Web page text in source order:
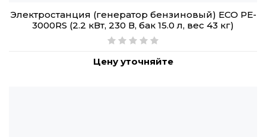
Электростанция (генератор бензиновый) ECO PE-
3000RS (2.2 кВт, 230 В, бак 15.0 л, вес 43 кг)
Цену уточняйте